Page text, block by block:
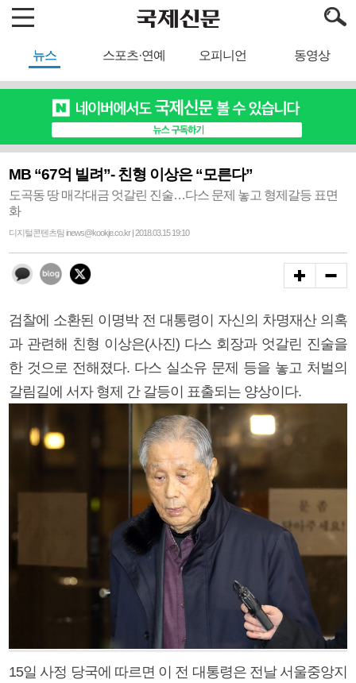
뉴스 스포츠·연예 오피니언 동영상
MB “67억 빌려”- 친형 이상은 “모른다”
도곡동 땅 매각대금 엇갈린 진술…다스 문제 놓고 형제갈등 표면
화
디지털콘텐츠팀 inews@kookje.co.kr | 2018.03.15 19:10
검찰에 소환된 이명박 전 대통령이 자신의 차명재산 의혹
과 관련해 친형 이상은(사진) 다스 회장과 엇갈린 진술을
한 것으로 전해졌다. 다스 실소유 문제 등을 놓고 처벌의
갈림길에 서자 형제 간 갈등이 표출되는 양상이다.
15일 사정 당국에 따르면 이 전 대통령은 전날 서울중앙지